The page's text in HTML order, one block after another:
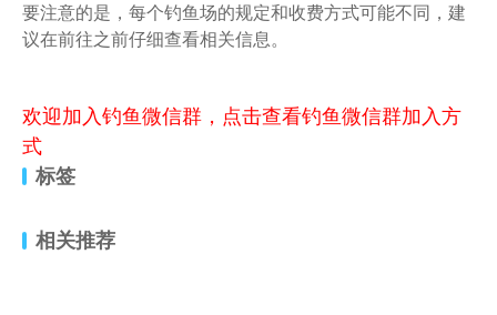
要注意的是，每个钓鱼场的规定和收费方式可能不同，建
议在前往之前仔细查看相关信息。
欢迎加入钓鱼微信群，点击查看钓鱼微信群加入方
式
标签
相关推荐